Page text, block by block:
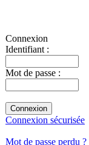
Connexion
Identifiant :
Mot de passe :
Connexion sécurisée
Mot de passe perdu ?